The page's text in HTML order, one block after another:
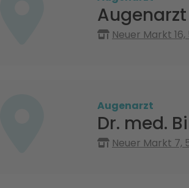
Neuer Markt
Augenarzt
Dr. med.
Neuer Markt 7,